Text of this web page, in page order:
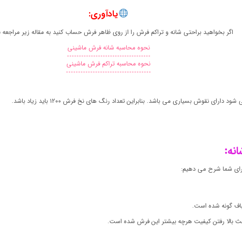
یادآوری:
اگر بخواهید براحتی شانه و تراکم فرش را از روی ظاهر فرش حساب کنید به مقاله زیر مراجعه
نحوه محاسبه شانه فرش ماشینی
نحوه محاسبه تراکم فرش ماشینی
شما شرح می دهیم:
گونه شده است.
بالا رفتن کیفیت هرچه بیشتر این فرش شده است.